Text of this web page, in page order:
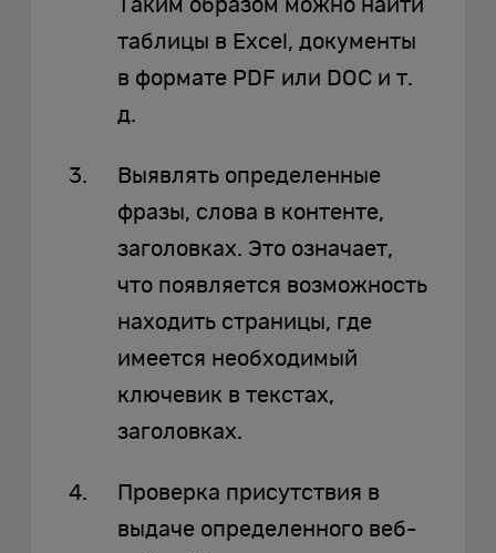
Таким образом можно найти
таблицы в Excel, документы
в формате PDF или DOC и т.
д.
Выявлять определенные
фразы, слова в контенте,
заголовках. Это означает,
что появляется возможность
находить страницы, где
имеется необходимый
ключевик в текстах,
заголовках.
Проверка присутствия в
выдаче определенного веб-